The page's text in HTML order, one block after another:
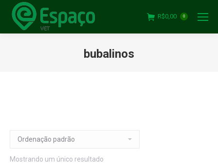
R$0,00 0
bubalinos
Mostrando um único resultado